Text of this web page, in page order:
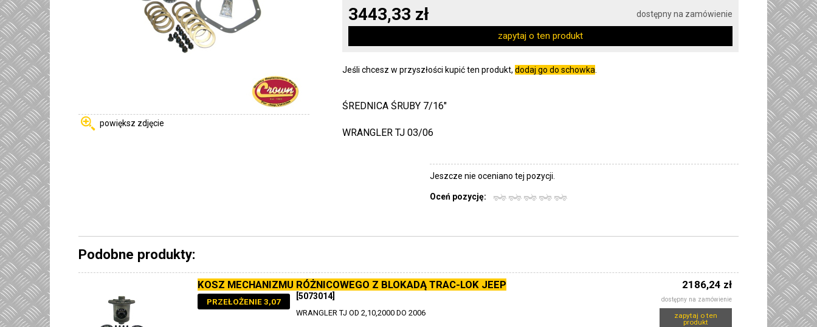
powiększ zdjęcie
3443,33 zł dostępny na zamówienie
zapytaj o ten produkt
Jeśli chcesz w przyszłości kupić ten produkt,dodaj go do schowka
ŚREDNICA ŚRUBY 7/16"
WRANGLER TJ 03/06
Jeszcze nie oceniano tej pozycji.
Oceń pozycję:
Podobne produkty:
KOSZ MECHANIZMU RÓŻNICOWEGO Z BLOKADĄ TRAC-LOK JEEP
PRZEŁOŻENIE 3,07
[5073014]
WRANGLER TJ OD 2,10,2000 DO 2006
2186,24 zł
dostępny na zamówienie
zapytaj o ten
produkt